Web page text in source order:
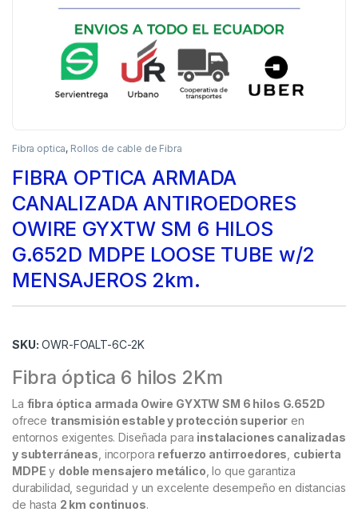
Fibra optica, Rollos de cable de Fibra
FIBRA OPTICA ARMADA
CANALIZADA ANTIROEDORES
OWIRE GYXTW SM 6 HILOS
G.652D MDPE LOOSE TUBE w/2
MENSAJEROS 2km.
SKU: OWR-FOALT-6C-2K
Fibra óptica 6 hilos 2Km
La fibra óptica armada Owire GYXTW SM 6 hilos G.652D
ofrece transmisión estable y protección superior en
entornos exigentes. Diseñada para instalaciones canalizadas
y subterráneas , incorpora refuerzo antirroedores cubierta
MDPE y doble mensajero metálico , lo que garantiza
durabilidad, seguridad y un excelente desempeño en distancias
de hasta 2 km continuos.